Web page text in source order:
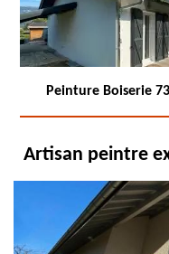
Peinture Boiserie 73
Artisan peintre